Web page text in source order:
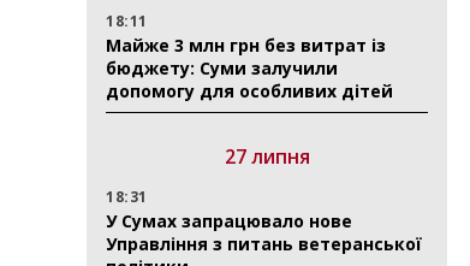
18:11
Майже 3 млн грн без витрат із
бюджету: Суми залучили
допомогу для особливих дітей
27 липня
18:31
У Сумах запрацювало нове
Управління з питань ветеранської